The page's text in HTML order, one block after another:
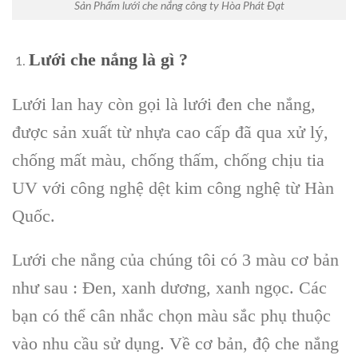
Sản Phẩm lưới che nắng công ty Hòa Phát Đạt
Lưới che nắng là gì ?
Lưới lan hay còn gọi là lưới đen che nắng,
được sản xuất từ nhựa cao cấp đã qua xử lý,
chống mất màu, chống thấm, chống chịu tia
UV với công nghệ dệt kim công nghệ từ Hàn
Quốc.
Lưới che nắng của chúng tôi có 3 màu cơ bản
như sau : Đen, xanh dương, xanh ngọc. Các
bạn có thể cân nhắc chọn màu sắc phụ thuộc
vào nhu cầu sử dụng. Về cơ bản, độ che nắng